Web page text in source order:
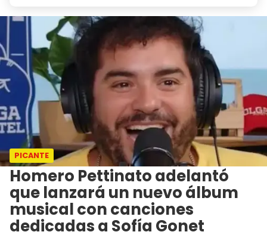
PICANTE
Homero Pettinato adelantó
que lanzará un nuevo álbum
musical con canciones
dedicadas a Sofía Gonet